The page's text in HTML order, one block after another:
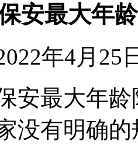
安最大年
年4月25
安最大年
没有明确